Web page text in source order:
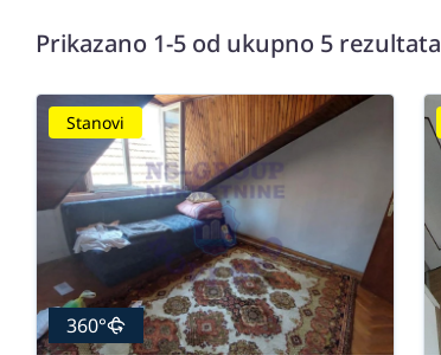
Prikazano 1-5 od ukupno 5 rezultata
Stanovi
360°